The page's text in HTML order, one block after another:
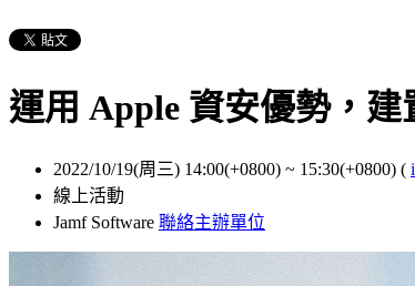
運用 Apple 資安優勢，
2022/10/19(周三) 14:00(+0800) ~ 15:30(+0800) (
線上活動
Jamf Software 聯絡主辦單位